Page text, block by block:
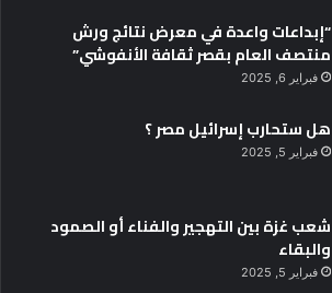
“إبداعات واعدة في معرض نتائج ورش
منتصف العام بقصر ثقافة الأنفوشي”
فبراير 6, 2025
هل ستحارب إسرائيل مصر ؟
فبراير 5, 2025
شعب غزة بين التهجير والفناء أو الصمود
والبقاء
فبراير 5, 2025